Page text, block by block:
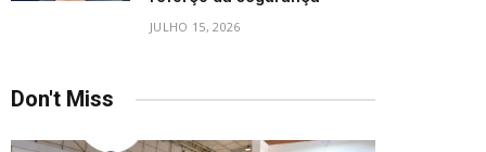
JULHO 15, 2026
Don't Miss